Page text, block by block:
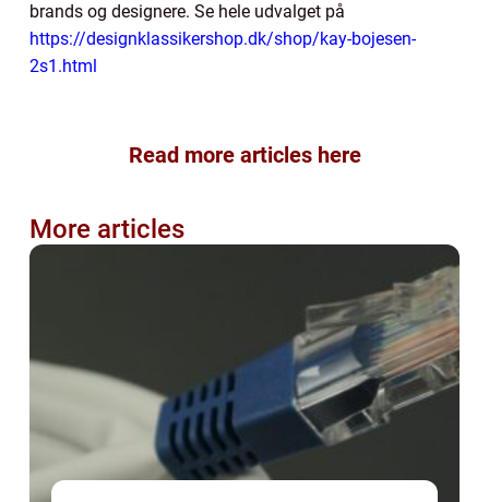
brands og designere. Se hele udvalget på
https://designklassikershop.dk/shop/kay-bojesen-
2s1.html
Read more articles here
More articles